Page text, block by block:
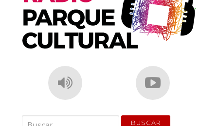
' . __('Search for:') . '